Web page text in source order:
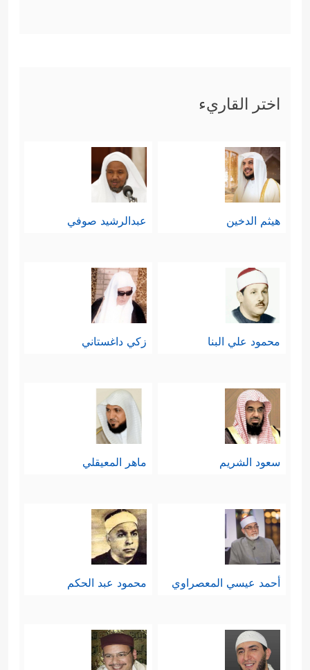
اختر القاريء
هيثم الدخين عبدالرشيد صوفي
محمود علي البنا زكي داغستاني
سعود الشريم ماهر المعيقلي
أحمد عيسي المعصراوي محمود عبد الحكم